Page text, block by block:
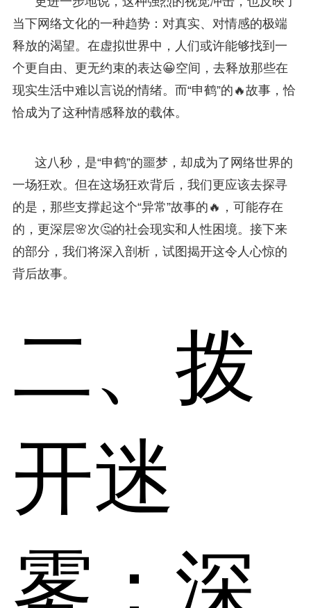
当下网络文化的一种趋势：对真实、对情感的极端
释放的渴望。在虚拟世界中，人们或许能够找到一
个更自由、更无约束的表达😀空间，去释放那些在
现实生活中难以言说的情绪。而“申鹤”的🔥故事，恰
恰成为了这种情感释放的载体。
这八秒，是“申鹤”的噩梦，却成为了网络世界的
一场狂欢。但在这场狂欢背后，我们更应该去探寻
的是，那些支撑起这个“异常”故事的🔥，可能存在
的，更深层🌸次🤔的社会现实和人性困境。接下来
的部分，我们将深入剖析，试图揭开这令人心惊的
背后故事。
二、拨
开迷
雾：深